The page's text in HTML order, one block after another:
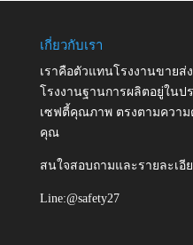
เกี่ยวกับเรา
เราคือตัวแทนโรงงานขายส่ง
โรงงานฐานการผลิตอยู่ในป
เซฟตี้คุณภาพ ตรงตามควา
คุณ
สนใจสอบถามและรายละเอีย
Line:@safety27